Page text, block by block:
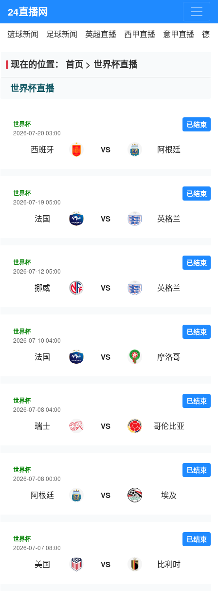
24直播网
篮球新闻 足球新闻 英超直播 西甲直播 意甲直播 德
现在的位置： 首页 > 世界杯直播
世界杯直播
世界杯
2026-07-20 03:00
西班牙 VS 阿根廷
已结束
世界杯
2026-07-19 05:00
法国 VS 英格兰
已结束
世界杯
2026-07-12 05:00
挪威 VS 英格兰
已结束
世界杯
2026-07-10 04:00
法国 VS 摩洛哥
已结束
世界杯
2026-07-08 04:00
瑞士 VS 哥伦比亚
已结束
世界杯
2026-07-08 00:00
阿根廷 VS 埃及
已结束
世界杯
2026-07-07 08:00
美国 VS 比利时
已结束